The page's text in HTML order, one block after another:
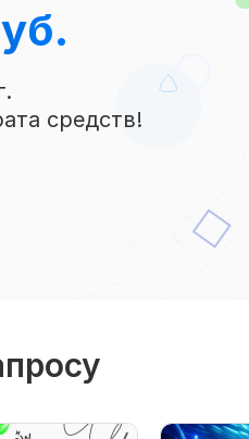
средств!